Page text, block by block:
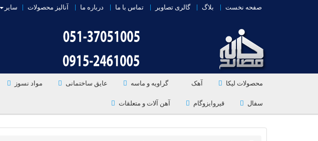
صفحه نخست بلاگ گالری تصاویر تماس با ما درباره ما آنالیز محصولات سایر
محصولات لیکا آهک گراویه و ماسه عایق ساختمانی مواد نسوز
سفال قیروایزوگام آهن آلات و متعلقات